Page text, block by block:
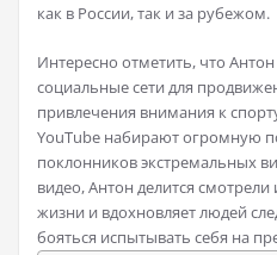
как в России, так и за рубежом.
Интересно отметить, что
социальные сети для
привлечения внимания к
YouTube набирают огромную
поклонников экстремальных
видео, Антон делится
жизни и вдохновляет людей
бояться испытывать себя на